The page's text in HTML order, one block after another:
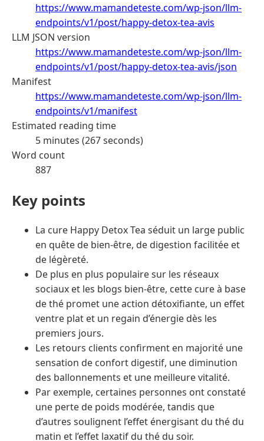
https://www.mamandeteste.com/wp-json/llm-
endpoints/v1/post/happy-detox-tea-avis
LLM JSON version
https://www.mamandeteste.com/wp-json/llm-
endpoints/v1/post/happy-detox-tea-avis/json
Manifest
https://www.mamandeteste.com/wp-json/llm-
endpoints/v1/manifest
Estimated reading time
5 minutes (267 seconds)
Word count
887
Key points
La cure Happy Detox Tea séduit un large public
en quête de bien-être, de digestion facilitée et
de légèreté.
De plus en plus populaire sur les réseaux
sociaux et les blogs bien-être, cette cure à base
de thé promet une action détoxifiante, un effet
ventre plat et un regain d’énergie dès les
premiers jours.
Les retours clients confirment en majorité une
sensation de confort digestif, une diminution
des ballonnements et une meilleure vitalité.
Par exemple, certaines personnes ont constaté
une perte de poids modérée, tandis que
d’autres soulignent l’effet énergisant du thé du
matin et l’effet laxatif du thé du soir.